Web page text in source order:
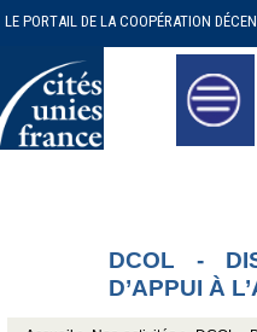
LE PORTAIL DE LA COOPÉRATION
DCOL -
D’APPUI À